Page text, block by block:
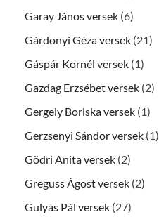
Garay János versek (6)
Gárdonyi Géza versek (21)
Gáspár Kornél versek (1)
Gazdag Erzsébet versek (2)
Gergely Boriska versek (1)
Gerzsenyi Sándor versek (1)
Gödri Anita versek (2)
Greguss Ágost versek (2)
Gulyás Pál versek (27)